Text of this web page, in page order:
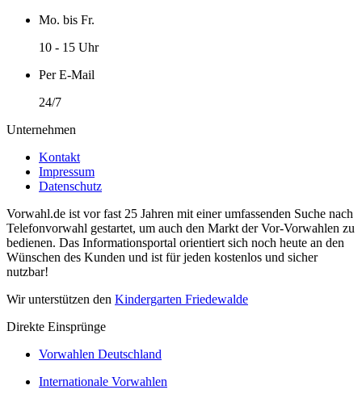
Mo. bis Fr.
10 - 15 Uhr
Per E-Mail
24/7
Unternehmen
Kontakt
Impressum
Datenschutz
Vorwahl.de ist vor fast 25 Jahren mit einer umfassenden Suche nach
Telefonvorwahl gestartet, um auch den Markt der Vor-Vorwahlen zu
bedienen. Das Informationsportal orientiert sich noch heute an den
Wünschen des Kunden und ist für jeden kostenlos und sicher
nutzbar!
Wir unterstützen den Kindergarten Friedewalde
Direkte Einsprünge
Vorwahlen Deutschland
Internationale Vorwahlen